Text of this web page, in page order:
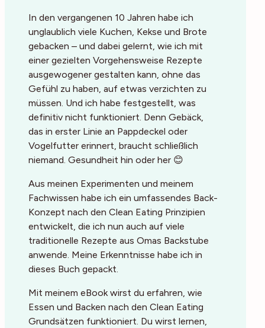
In den vergangenen 10 Jahren habe ich
unglaublich viele Kuchen, Kekse und Brote
gebacken – und dabei gelernt, wie ich mit
einer gezielten Vorgehensweise Rezepte
ausgewogener gestalten kann, ohne das
Gefühl zu haben, auf etwas verzichten zu
müssen. Und ich habe festgestellt, was
definitiv nicht funktioniert. Denn Gebäck,
das in erster Linie an Pappdeckel oder
Vogelfutter erinnert, braucht schließlich
niemand. Gesundheit hin oder her 😊
Aus meinen Experimenten und meinem
Fachwissen habe ich ein umfassendes Back-
Konzept nach den Clean Eating Prinzipien
entwickelt, die ich nun auch auf viele
traditionelle Rezepte aus Omas Backstube
anwende. Meine Erkenntnisse habe ich in
dieses Buch gepackt.
Mit meinem eBook wirst du erfahren, wie
Essen und Backen nach den Clean Eating
Grundsätzen funktioniert. Du wirst lernen,